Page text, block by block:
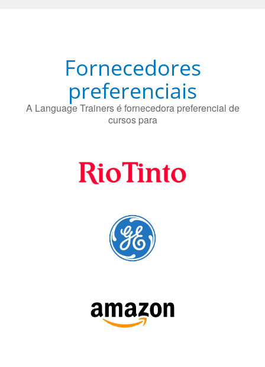
Fornecedores
preferenciais
A Language Trainers é fornecedora preferencial de
cursos para